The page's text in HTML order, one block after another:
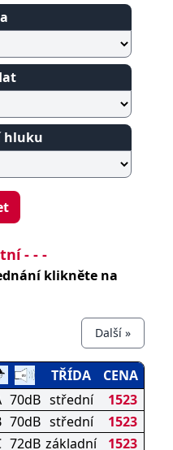
hluku
- - -
klikněte na
Další »
TŘÍDA
CENA
70dB střední
1523
70dB střední
1523
72dB základní
1523